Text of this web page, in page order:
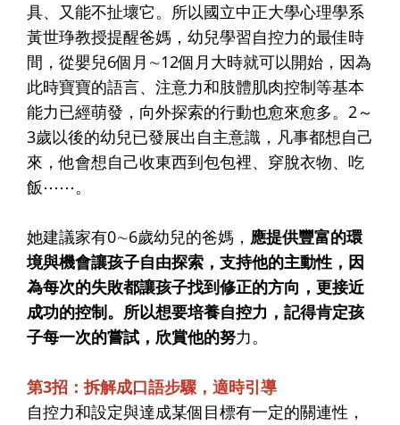
具、又能不扯壞它。所以國立中正大學心理學系
黃世琤教授提醒爸媽，幼兒學習自控力的最佳時
間，從嬰兒6個月∼12個月大時就可以開始，因為
此時寶寶的語言、注意力和肢體肌肉控制等基本
能力已經萌發，向外探索的行動也愈來愈多。2～
3歲以後的幼兒已發展出自主意識，凡事都想自己
來，他會想自己收東西到包包裡、穿脫衣物、吃
飯⋯⋯。
她建議家有0∼6歲幼兒的爸媽， 應提供豐富的環
境與機會讓孩子自由探索，支持他的主動性，因
為每次的失敗都讓孩子找到修正的方向，更接近
成功的控制。所以想要培養自控力，記得肯定孩
子每一次的嘗試，欣賞他的努力。
第3招：拆解成口語步驟，適時引導
自控力和設定與達成某個目標有一定的關連性，